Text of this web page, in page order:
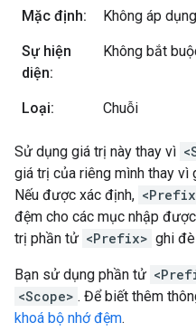
Mặc định: Không áp dụng
Sự hiện
diện:
Không bắt
Loại: Chuỗi
Sử dụng giá trị này thay vì
giá trị của riêng mình thay
Nếu được xác định,
đệm cho các mục nhập
trị phần tử <Prefix> ghi
Bạn sử dụng phần tử
<Scope> . Để biết thêm
khoá bộ nhớ đệm.